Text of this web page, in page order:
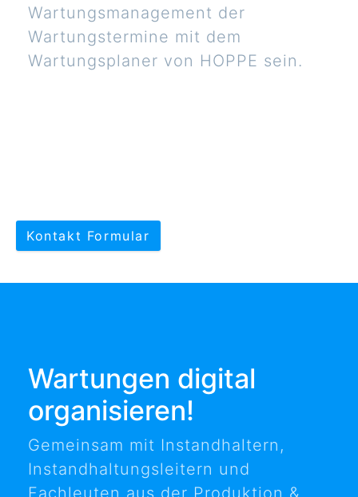
Wartungsmanagement der
Wartungstermine mit dem
Wartungsplaner von HOPPE sein.
Kontakt Formular
Wartungen digital
organisieren!
Gemeinsam mit Instandhaltern,
Instandhaltungsleitern und